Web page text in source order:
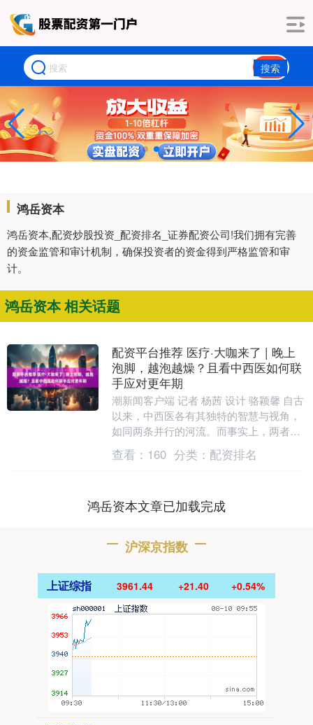
搜索
鸿岳资本
鸿岳资本,配资炒股投资_配资排名_证券配资公司!我们拥有完善
的资金监管和审计机制，确保投资者的资金得到严格监管和审
计。
鸿岳资本 相关话题
配资平台推荐 医疗·大咖来了 | 晚上
泡脚，越泡越燥？且看中西医如何联
手应对更年期
潮新闻客户端 记者 杨茜 设计 骆颖馨 自古
以来，中西医各有其独特的智慧与视角，
如同两条并行的河流。而事实上，两者真
正的交融与大成，恰恰蕴藏在合作共赢之
中。 很....
查看： 160 分类： 配资排名
鸿岳资本文章已加载完成
沪深京指数
上证综指 3961.44 +21.40 +0.54%